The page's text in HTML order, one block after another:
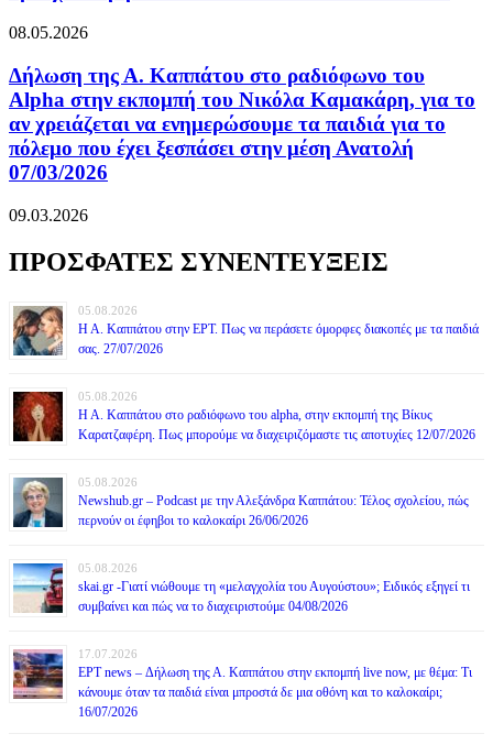
08.05.2026
Δήλωση της Α. Καππάτου στο ραδιόφωνο του
Alpha στην εκπομπή του Νικόλα Καμακάρη, για το
αν χρειάζεται να ενημερώσουμε τα παιδιά για το
πόλεμο που έχει ξεσπάσει στην μέση Ανατολή
07/03/2026
09.03.2026
ΠΡΟΣΦΑΤΕΣ ΣΥΝΕΝΤΕΥΞΕΙΣ
05.08.2026
Η Α. Καππάτου στην ΕΡΤ. Πως να περάσετε όμορφες διακοπές με τα παιδιά
σας. 27/07/2026
05.08.2026
Η Α. Καππάτου στο ραδιόφωνο του alpha, στην εκπομπή της Βίκυς
Καρατζαφέρη. Πως μπορούμε να διαχειριζόμαστε τις αποτυχίες 12/07/2026
05.08.2026
Newshub.gr – Podcast με την Αλεξάνδρα Καππάτου: Τέλος σχολείου, πώς
περνούν οι έφηβοι το καλοκαίρι 26/06/2026
05.08.2026
skai.gr -Γιατί νιώθουμε τη «μελαγχολία του Αυγούστου»; Ειδικός εξηγεί τι
συμβαίνει και πώς να το διαχειριστούμε 04/08/2026
17.07.2026
ΕΡΤ news – Δήλωση της Α. Καππάτου στην εκπομπή live now, με θέμα: Τι
κάνουμε όταν τα παιδιά είναι μπροστά δε μια οθόνη και το καλοκαίρι;
16/07/2026